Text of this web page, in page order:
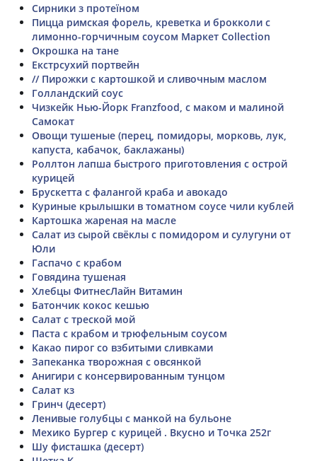
Сирники з протеїном
Пицца римская форель, креветка и брокколи с
лимонно-горчичным соусом Маркет Collection
Окрошка на тане
Екстрсухий портвейн
// Пирожки с картошкой и сливочным маслом
Голландский соус
Чизкейк Нью-Йорк Franzfood, с маком и малиной
Самокат
Овощи тушеные (перец, помидоры, морковь, лук,
капуста, кабачок, баклажаны)
Роллтон лапша быстрого приготовления с острой
курицей
Брускетта с фалангой краба и авокадо
Куриные крылышки в томатном соусе чили кублей
Картошка жареная на масле
Салат из сырой свёклы с помидором и сулугуни от
Юли
Гаспачо с крабом
Говядина тушеная
Хлебцы ФитнесЛайн Витамин
Батончик кокос кешью
Салат с треской мой
Паста с крабом и трюфельным соусом
Какао пирог со взбитыми сливками
Запеканка творожная с овсянкой
Анигири с консервированным тунцом
Салат кз
Гринч (десерт)
Ленивые голубцы с манкой на бульоне
Мехико Бургер с курицей . Вкусно и Точка 252г
Шу фисташка (десерт)